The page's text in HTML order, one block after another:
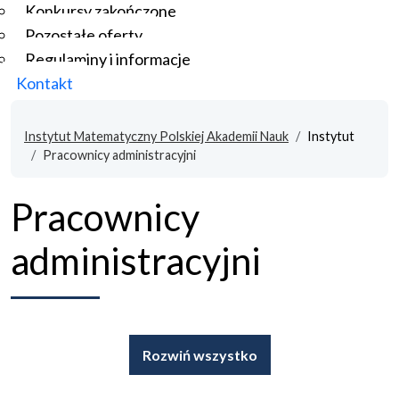
Konkursy zakończone
Pozostałe oferty
Regulaminy i informacje
Kontakt
Instytut Matematyczny Polskiej Akademii Nauk
Instytut
Pracownicy administracyjni
Pracownicy
administracyjni
Rozwiń wszystko